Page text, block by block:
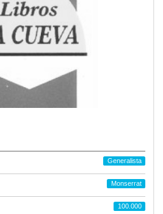
Generalista
Monserrat
100.000